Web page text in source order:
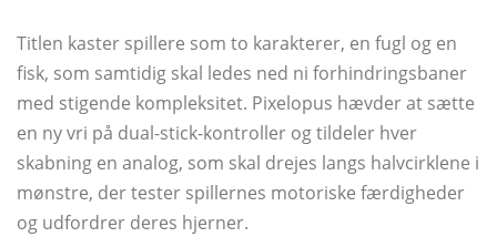
Titlen kaster spillere som to karakterer, en fugl og en
fisk, som samtidig skal ledes ned ni forhindringsbaner
med stigende kompleksitet. Pixelopus hævder at sætte
en ny vri på dual-stick-kontroller og tildeler hver
skabning en analog, som skal drejes langs halvcirklene i
mønstre, der tester spillernes motoriske færdigheder
og udfordrer deres hjerner.